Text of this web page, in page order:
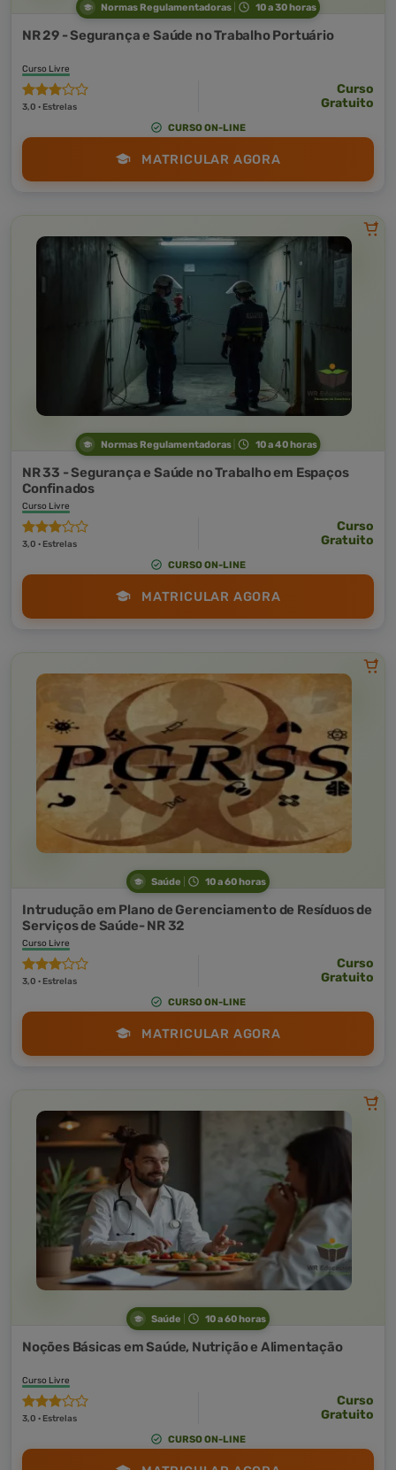
Normas Regulamentadoras 10 a 30 horas
NR 29 - Segurança e Saúde no Trabalho Portuário
Curso Livre
3,0 · Estrelas
Curso
Gratuito
CURSO ON-LINE
MATRICULAR AGORA
Normas Regulamentadoras 10 a 40 horas
NR 33 - Segurança e Saúde no Trabalho em Espaços
Confinados
Curso Livre
3,0 · Estrelas
Curso
Gratuito
CURSO ON-LINE
MATRICULAR AGORA
Saúde 10 a 60 horas
Intrudução em Plano de Gerenciamento de Resíduos de
Serviços de Saúde- NR 32
Curso Livre
3,0 · Estrelas
Curso
Gratuito
CURSO ON-LINE
MATRICULAR AGORA
Saúde 10 a 60 horas
Noções Básicas em Saúde, Nutrição e Alimentação
Curso Livre
3,0 · Estrelas
Curso
Gratuito
CURSO ON-LINE